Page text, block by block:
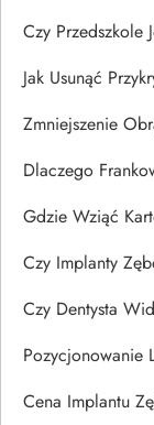
Czy Przedszkole
Jak Usunąć
Zmniejszenie
Dlaczego
Gdzie Wziąć
Czy Implanty
Czy Dentysta
Pozycjonowanie
Cena Implantu